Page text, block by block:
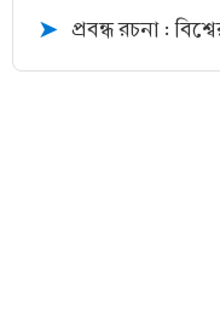
➤ প্রবন্ধ রচনা :